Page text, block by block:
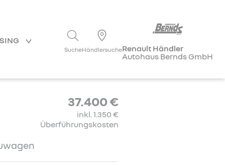
SucheHändlersucheRenault Händler
Autohaus Bernds GmbH
37.400 €
inkl. 1.350 €
Überführungskosten